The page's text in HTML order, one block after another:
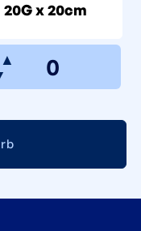
20G x 20cm
▲